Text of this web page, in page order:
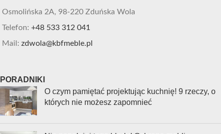
Osmolińska 2A, 98-220 Zduńska Wola
Telefon: +48 533 312 041
Mail: zdwola@kbfmeble.pl
PORADNIKI
O czym pamiętać projektując kuchnię! 9 rzeczy, o
których nie możesz zapomnieć